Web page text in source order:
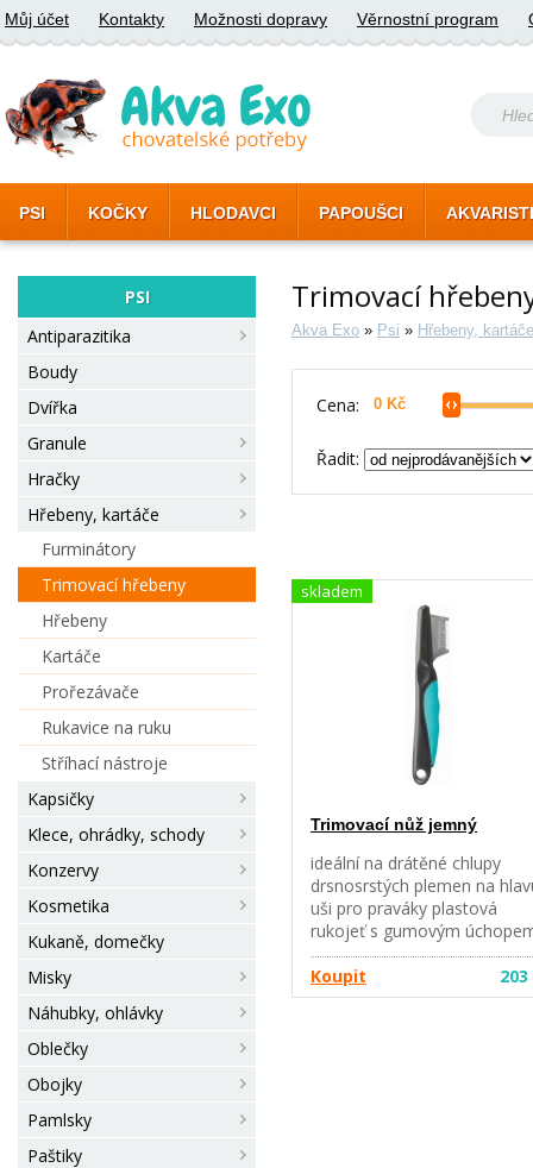
Můj účet Kontakty Možnosti dopravy Věrnostní program
PSI KOČKY HLODAVCI PAPOUŠCI
PSI
Antiparazitika
Boudy
Dvířka
Granule
Hračky
Hřebeny, kartáče
Furminátory
Trimovací hřebeny
Hřebeny
Kartáče
Prořezávače
Rukavice na ruku
Stříhací nástroje
Kapsičky
Klece, ohrádky, schody
Konzervy
Kosmetika
Kukaně, domečky
Misky
Náhubky, ohlávky
Oblečky
Obojky
Pamlsky
Paštiky
Trimovací
Akva Exo » Psi » Hřebeny, kartáče
Cena:
Řadit:
skladem
Trimovací nůž jemný
ideální na drátěné chlupy
drsnosrstých plemen na
uši pro praváky plastová
rukojeť s gumovým
materiál: nerezová ocel
velikost: 19 cm
Koupit 203